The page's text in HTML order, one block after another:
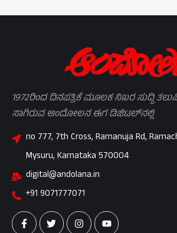
1972ರಿಂದ ದಿನಪತ್ರಿಕೆ ಮೂಲಕ ನಿಖರ ಸುದ್ದಿ
ಸಾಗಿರುವ ಆಂದೋಲನ ಈಗ ಡಿಜಿಟಲ್‌ನಲ್ಲಿ
no 777, 7th Cross, Ramanuja Rd,
Mysuru, Karnataka 570004
digital@andolana.in
+91 9071777071